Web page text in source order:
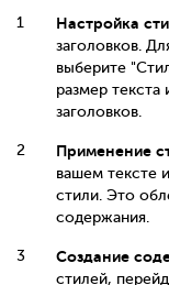
Настройка
заголовков.
выберите
размер текста
заголовков.
Применение
вашем тексте
стили. Это
содержания.
Создание
стилей,